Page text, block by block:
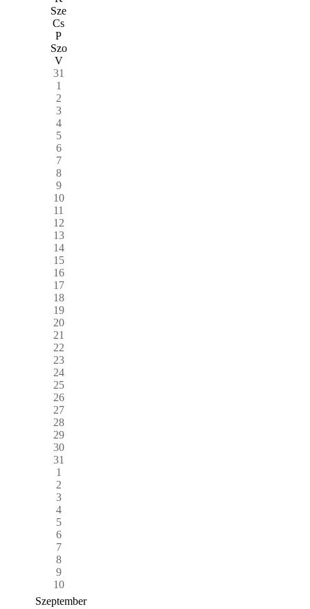
Sze
Cs
P
Szo
V
31
1
2
3
4
5
6
7
8
9
10
11
12
13
14
15
16
17
18
19
20
21
22
23
24
25
26
27
28
29
30
31
1
2
3
4
5
6
7
8
9
10
Szeptember